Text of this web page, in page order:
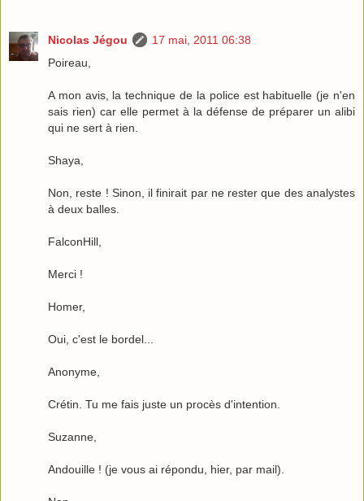
Nicolas Jégou
17 mai, 2011 06:38
Poireau,
A mon avis, la technique de la police est habituelle (je n'en
sais rien) car elle permet à la défense de préparer un alibi
qui ne sert à rien.
Shaya,
Non, reste ! Sinon, il finirait par ne rester que des analystes
à deux balles.
FalconHill,
Merci !
Homer,
Oui, c'est le bordel...
Anonyme,
Crétin. Tu me fais juste un procès d'intention.
Suzanne,
Andouille ! (je vous ai répondu, hier, par mail).